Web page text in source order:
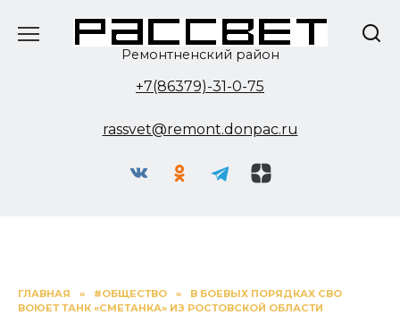
Ремонтненский район
+7(86379)-31-0-75
rassvet@remont.donpac.ru
ГЛАВНАЯ » #ОБЩЕСТВО »
В БОЕВЫХ ПОРЯДКАХ СВО
ВОЮЕТ ТАНК «СМЕТАНКА» ИЗ РОСТОВСКОЙ ОБЛАСТИ